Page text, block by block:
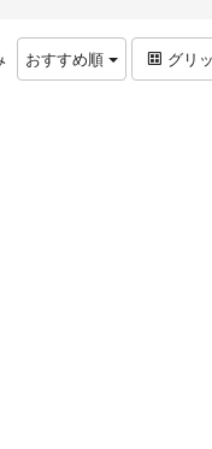
おすすめ順 グリ